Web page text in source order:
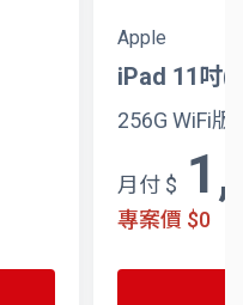
Apple
iPad 11吋
256G WiFi版
月付 $
專案價 $0